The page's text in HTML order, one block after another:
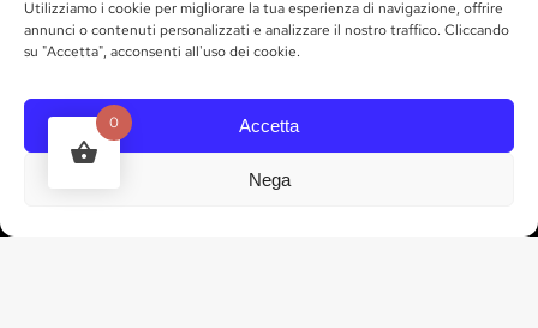
Utilizziamo i cookie per migliorare la tua esperienza di navigazione, offrire
annunci o contenuti personalizzati e analizzare il nostro traffico. Cliccando
su "Accetta", acconsenti all'uso dei cookie.
Accetta
Nega
BESUCHEN SIE UNS
0